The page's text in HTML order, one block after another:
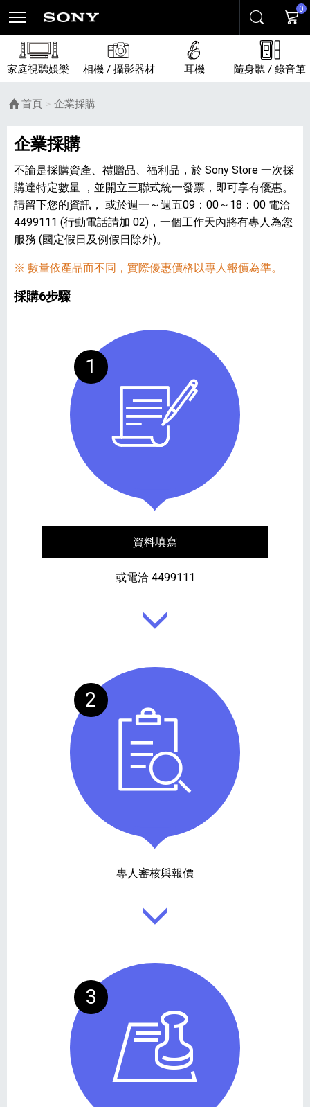
搜尋 購物
0
家庭視聽娛樂 相機 / 攝影器材 耳機 隨身聽 / 錄音筆
首頁 目前頁面：
企業採購
企業採購
不論是採購資產、禮贈品、福利品，於 Sony Store 一次採
購達特定數量 ，並開立三聯式統一發票，即可享有優惠。
請留下您的資訊， 或於週一～週五09：00～18：00 電洽
4499111 (行動電話請加 02)，一個工作天內將有專人為您
服務 (國定假日及例假日除外)。
※ 數量依產品而不同，實際優惠價格以專人報價為準。
採購6步驟
1
資料填寫
或電洽 4499111
2
專人審核與報價
3